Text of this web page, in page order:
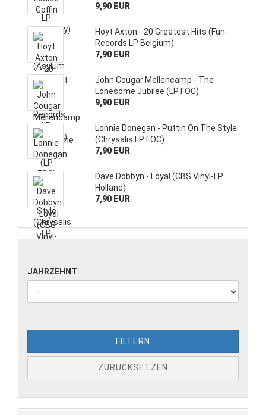
9,90 EUR
Hoyt Axton - 20 Greatest Hits (Fun-
Records LP Belgium)
7,90 EUR
John Cougar Mellencamp - The
Lonesome Jubilee (LP FOC)
9,90 EUR
Lonnie Donegan - Puttin On The Style
(Chrysalis LP FOC)
7,90 EUR
Dave Dobbyn - Loyal (CBS Vinyl-LP
Holland)
7,90 EUR
JAHRZEHNT
FILTERN
ZURÜCKSETZEN